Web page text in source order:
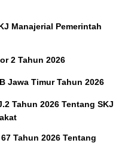
Manajerial Pemerintah
2 Tahun 2026
Jawa Timur Tahun 2026
Tahun 2026 Tentang SKJ
Tahun 2026 Tentang